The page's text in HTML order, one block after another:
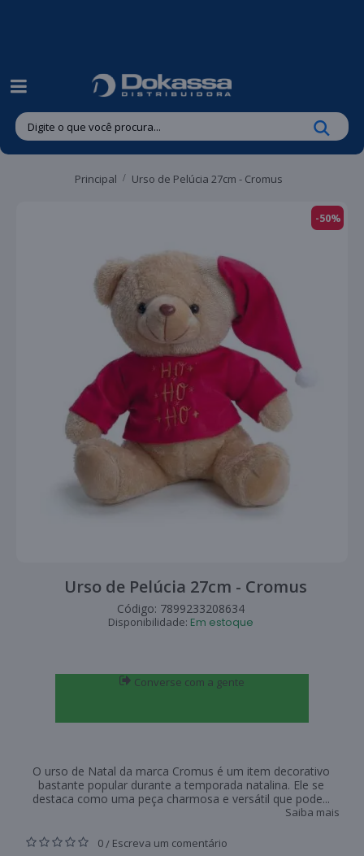
Principal Urso de Pelúcia 27cm - Cromus
-50%
Urso de Pelúcia 27cm - Cromus
Código: 7899233208634
Disponibilidade: Em estoque
Converse com a gente
O urso de Natal da marca Cromus é um item decorativo
bastante popular durante a temporada natalina. Ele se
destaca como uma peça charmosa e versátil que pode...
Saiba mais
0 / Escreva um comentário